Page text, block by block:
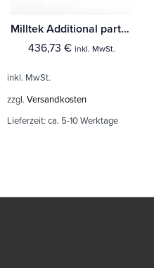
Milltek Additional parts Audi A3 2.0 TFSI quattro Sedan 8V (Nur US-Modelle)
436,73 € inkl. MwSt.
inkl. MwSt.
zzgl. Versandkosten
Lieferzeit: ca. 5-10 Werktage